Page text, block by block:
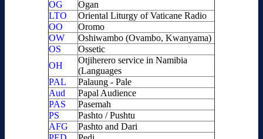
OG
Ogan
LTO
Oriental Liturgy of Vaticane Radio
OO
Oromo
OW
Oshiwambo (Ovambo, Kwanyama)
OS
Ossetic
OH
Otjiherero service in Namibia
(Languages
PAL
Palaung - Pale
Aud
Papal Audience
PAS
Pasemah
PS
Pashto / Pushtu
AFG
Pashto and Dari